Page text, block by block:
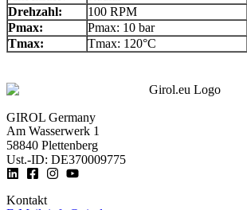
Drehzahl:
100 RPM
Pmax:
Pmax: 10 bar
Tmax:
Tmax: 120°C
GIROL Germany
Am Wasserwerk 1
58840 Plettenberg
Ust.-ID: DE370009775
Kontakt